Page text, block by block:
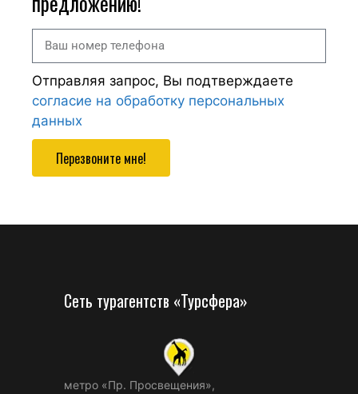
Отправляя запрос, Вы подтверждаете
согласие на обработку персональных
данных
Перезвоните мне!
Сеть турагентств «Турсфера»
метро «Пр. Просвещения»,